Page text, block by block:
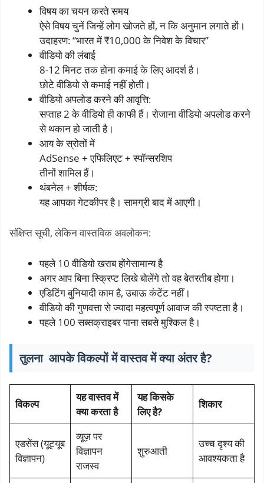
विषय का चयन करते समय
ऐसे विषय चुनें जिन्हें लोग खोजते हों, न कि अनुमान लगाते हों।
उदाहरण: “भारत में ₹10,000 के निवेश के विचार”
वीडियो की लंबाई
8-12 मिनट तक होना कमाई के लिए आदर्श है।
छोटे वीडियो से कमाई नहीं होती।
वीडियो अपलोड करने की आवृत्ति:
सप्ताह 2 के वीडियो ही काफी हैं। रोजाना वीडियो अपलोड करने
से थकान हो जाती है।
आय के स्रोतों में
AdSense + एफिलिएट + स्पॉन्सरशिप
तीनों शामिल हैं।
थंबनेल + शीर्षक:
यह आपका गेटकीपर है। सामग्री बाद में आएगी।
संक्षिप्त सूची, लेकिन वास्तविक अवलोकन:
पहले 10 वीडियो खराब होंगेसामान्य है
अगर आप बिना स्क्रिप्ट लिखे बोलेंगे तो वह बेतरतीब होगा।
एडिटिंग बुनियादी काम है, उबाऊ कंटेंट नहीं।
वीडियो की गुणवत्ता से ज्यादा महत्वपूर्ण आवाज की स्पष्टता है।
पहले 100 सब्सक्राइबर पाना सबसे मुश्किल है।
तुलना आपके विकल्पों में वास्तव में क्या अंतर है?
विकल्प
यह वास्तव में
क्या करता है
यह किसके
लिए है?
शिकार
एडसेंस (यूट्यूब
विज्ञापन)
व्यूज़ पर
विज्ञापन
राजस्व
शुरुआती
उच्च दृश्य की
आवश्यकता है